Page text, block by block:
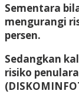
Sementara
mengurangi
persen.
Sedangkan
risiko